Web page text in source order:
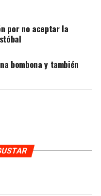
por no aceptar la
bombona y también